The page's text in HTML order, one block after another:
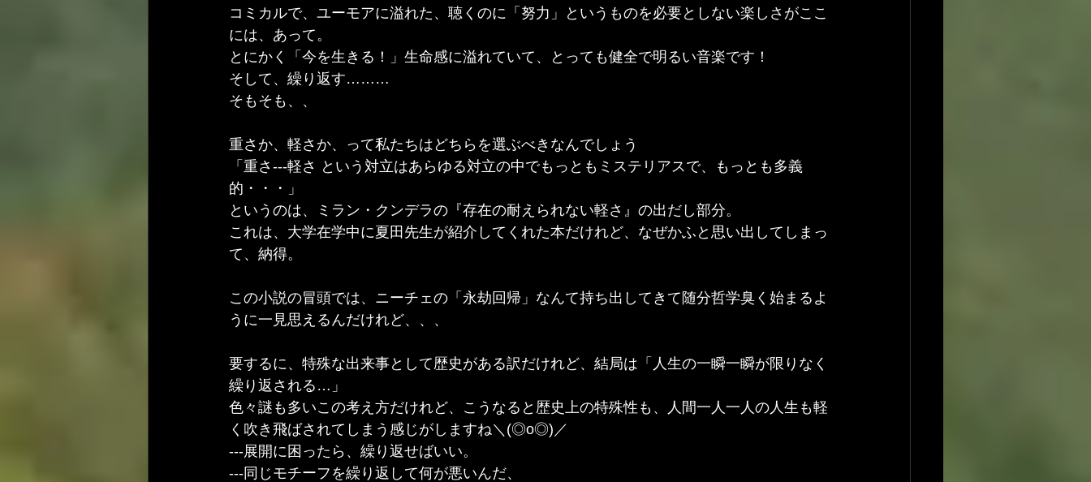
コミカルで、ユーモアに溢れた、聴くのに「努力」というものを必要としない楽しさがここ
には、あって。
とにかく「今を生きる！」生命感に溢れていて、とっても健全で明るい音楽です！
そして、繰り返す………
そもそも、、
重さか、軽さか、って私たちはどちらを選ぶべきなんでしょう
「重さ---軽さ という対立はあらゆる対立の中でもっともミステリアスで、もっとも多義
的・・・」
というのは、ミラン・クンデラの『存在の耐えられない軽さ』の出だし部分。
これは、大学在学中に夏田先生が紹介してくれた本だけれど、なぜかふと思い出してしまっ
て、納得。
この小説の冒頭では、ニーチェの「永劫回帰」なんて持ち出してきて随分哲学臭く始まるよ
うに一見思えるんだけれど、、、
要するに、特殊な出来事として歴史がある訳だけれど、結局は「人生の一瞬一瞬が限りなく
繰り返される…」
色々謎も多いこの考え方だけれど、こうなると歴史上の特殊性も、人間一人一人の人生も軽
く吹き飛ばされてしまう感じがしますね＼(◎o◎)／
---展開に困ったら、繰り返せばいい。
---同じモチーフを繰り返して何が悪いんだ、